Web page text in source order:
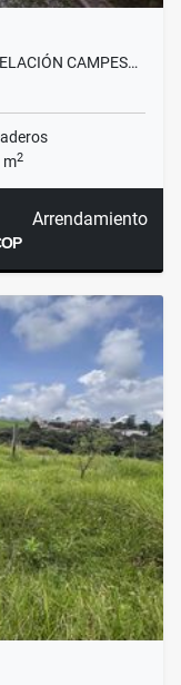
CAMPES…
m2
Arrendamiento